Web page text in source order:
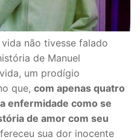
não tivesse falado
de Manuel
um prodígio
que, com apenas quatro
enfermidade como se
de amor com seu
sua dor inocente